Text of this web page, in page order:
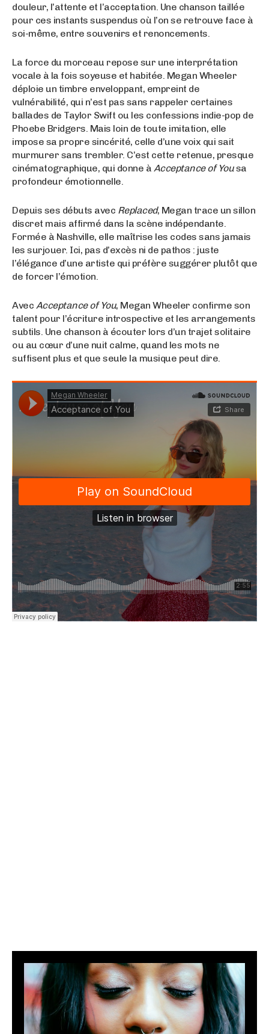
douleur, l’attente et l’acceptation. Une chanson taillée
pour ces instants suspendus où l’on se retrouve face à
soi-même, entre souvenirs et renoncements.
La force du morceau repose sur une interprétation
vocale à la fois soyeuse et habitée. Megan Wheeler
déploie un timbre enveloppant, empreint de
vulnérabilité, qui n’est pas sans rappeler certaines
ballades de Taylor Swift ou les confessions indie-pop de
Phoebe Bridgers. Mais loin de toute imitation, elle
impose sa propre sincérité, celle d’une voix qui sait
murmurer sans trembler. C’est cette retenue, presque
cinématographique, qui donne à Acceptance of Yousa
profondeur émotionnelle.
Depuis ses débuts avec Replaced, Megan trace un sillon
discret mais affirmé dans la scène indépendante.
Formée à Nashville, elle maîtrise les codes sans jamais
les surjouer. Ici, pas d’excès ni de pathos : juste
l’élégance d’une artiste qui préfère suggérer plutôt que
de forcer l’émotion.
Avec Acceptance of You, Megan Wheeler confirme son
talent pour l’écriture introspective et les arrangements
subtils. Une chanson à écouter lors d’un trajet solitaire
ou au cœur d’une nuit calme, quand les mots ne
suffisent plus et que seule la musique peut dire.